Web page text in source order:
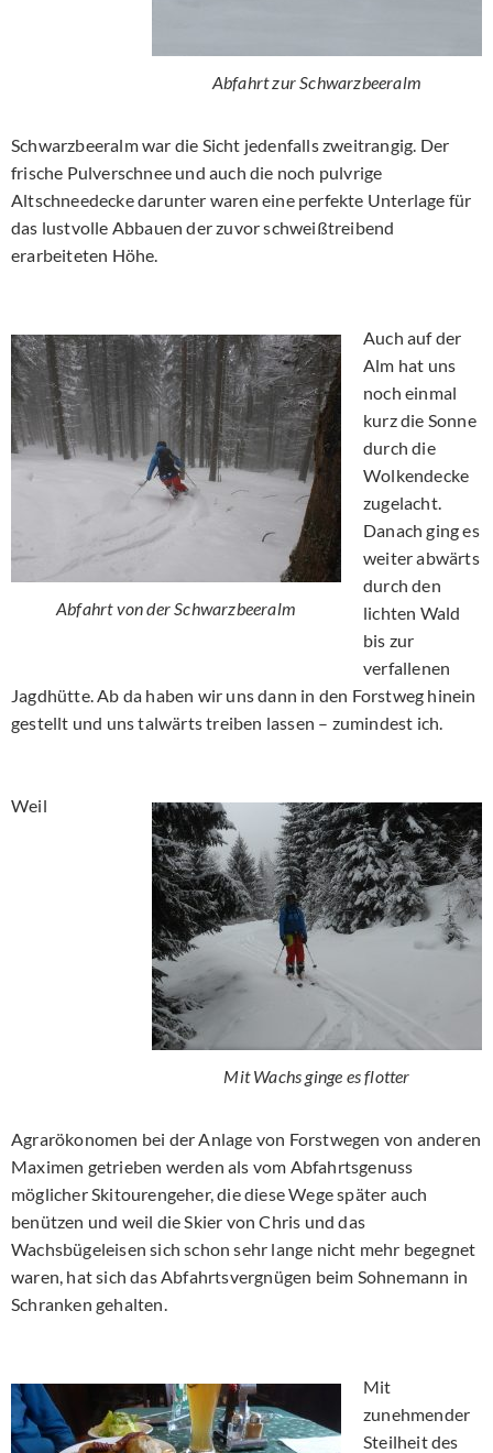
Abfahrt zur Schwarzbeeralm
Schwarzbeeralm war die Sicht jedenfalls zweitrangig. Der
frische Pulverschnee und auch die noch pulvrige
Altschneedecke darunter waren eine perfekte Unterlage für
das lustvolle Abbauen der zuvor schweißtreibend
erarbeiteten Höhe.
Abfahrt von der Schwarzbeeralm
Auch auf der
Alm hat uns
noch einmal
kurz die Sonne
durch die
Wolkendecke
zugelacht.
Danach ging es
weiter abwärts
durch den
lichten Wald
bis zur
verfallenen
Jagdhütte. Ab da haben wir uns dann in den Forstweg hinein
gestellt und uns talwärts treiben lassen – zumindest ich.
Mit Wachs ginge es flotter
Weil
Agrarökonomen bei der Anlage von Forstwegen von anderen
Maximen getrieben werden als vom Abfahrtsgenuss
möglicher Skitourengeher, die diese Wege später auch
benützen und weil die Skier von Chris und das
Wachsbügeleisen sich schon sehr lange nicht mehr begegnet
waren, hat sich das Abfahrtsvergnügen beim Sohnemann in
Schranken gehalten.
Mit
zunehmender
Steilheit des